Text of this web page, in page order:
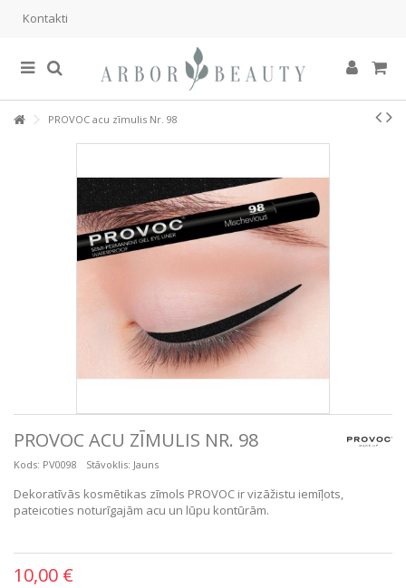
Kontakti
PROVOC acu zīmulis Nr. 98
PROVOC ACU ZĪMULIS NR. 98
Kods: PV0098 Stāvoklis: Jauns
Dekoratīvās kosmētikas zīmols PROVOC ir vizāžistu iemīļots,
pateicoties noturīgajām acu un lūpu kontūrām.
10,00 €